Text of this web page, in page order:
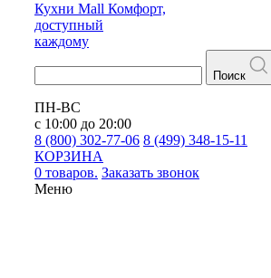
Кухни Mall Комфорт,
доступный
каждому
Поиск
ПН-ВС
с 10:00 до 20:00
8 (800) 302-77-06 8 (499) 348-15-11
КОРЗИНА
0 товаров. Заказать звонок
Меню